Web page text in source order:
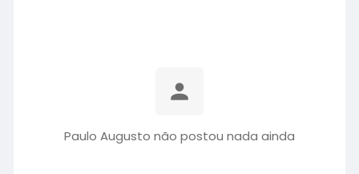
Paulo Augusto não postou nada ainda